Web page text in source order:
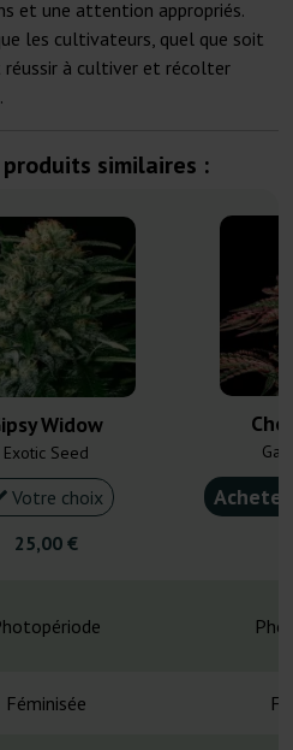
et une attention appropriés.
les cultivateurs, quel que soit
réussir à cultiver et récolter
similaires :
Widow
Exotic Seed
Votre choix
25,00 €
Féminisée